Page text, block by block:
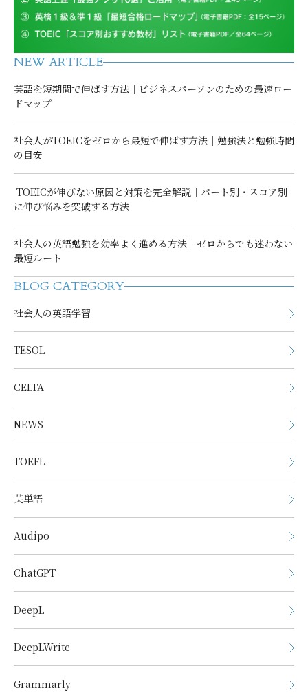
NEW ARTICLE
英語を短期間で伸ばす方法｜ビジネスパーソンのための最速ロー
ドマップ
社会人がTOEICをゼロから最短で伸ばす方法｜勉強法と勉強時間
の目安
TOEICが伸びない原因と対策を完全解説｜パート別・スコア別
に伸び悩みを突破する方法
社会人の英語勉強を効率よく進める方法｜ゼロからでも迷わない
最短ルート
BLOG CATEGORY
社会人の英語学習
TESOL
CELTA
NEWS
TOEFL
英単語
Audipo
ChatGPT
DeepL
DeepLWrite
Grammarly